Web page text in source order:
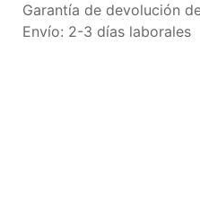
Garantía de devolución
Envío: 2-3 días laborales